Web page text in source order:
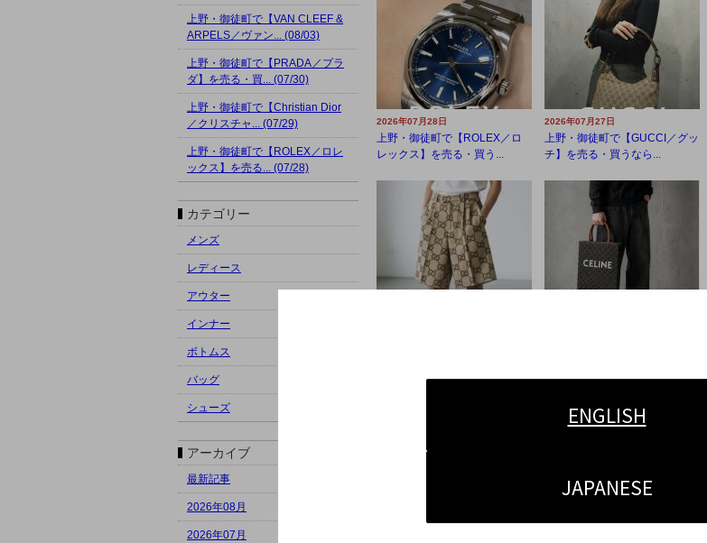
ENGLISH
JAPANESE
2026年07月28日
上野・御徒町で【ROLEX／ロ
レックス】を売る・買う...
2026年07月27日
上野・御徒町で【GUCCI／グッ
チ】を売る・買うなら...
2026年07月13日
上野・御徒町で【VAN CLEEF &
ARPELS／ヴァン... (08/03)
上野・御徒町で【PRADA／プラ
ダ】を売る・買... (07/30)
上野・御徒町で【Christian Dior
／クリスチャ... (07/29)
上野・御徒町で【ROLEX／ロレ
ックス】を売る... (07/28)
カテゴリー
メンズ
レディース
アウター
インナー
ボトムス
バッグ
シューズ
アーカイブ
最新記事
2026年08月
2026年07月